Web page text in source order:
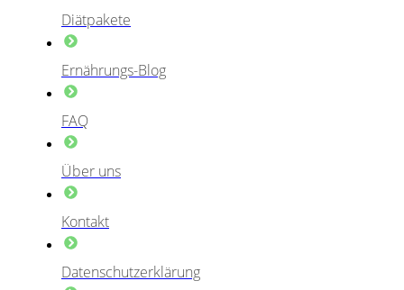
Diätpakete
Ernährungs-Blog
FAQ
Über uns
Kontakt
Datenschutzerklärung